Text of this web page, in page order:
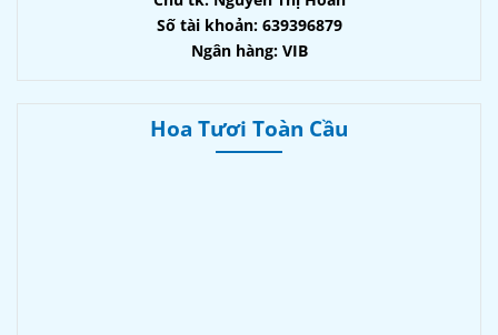
Số tài khoản: 639396879
Ngân hàng: VIB
Hoa Tươi Toàn Cầu